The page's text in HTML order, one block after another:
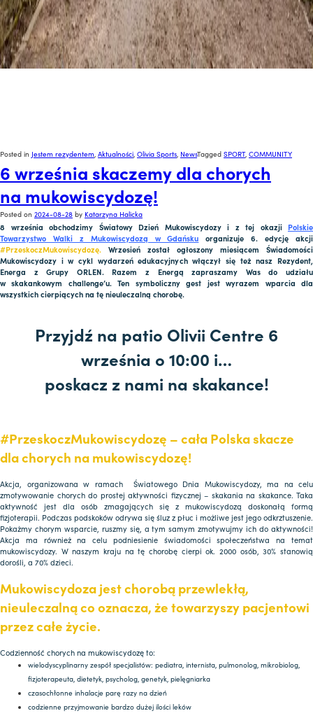
Posted in Jestem rezydentem, Aktualności, Olivia Sports, NewsTagged SPORT, COMMUNITY
6 września skaczemy dla chorych
na mukowiscydozę!
Posted on 2024-08-28 by Katarzyna Halicka
8 września obchodzimy Światowy Dzień Mukowiscydozy i z tej okazji Polskie
Towarzystwo Walki z Mukowiscydozą w Gdańsku
organizuje6. edycję akcji
#PrzeskoczMukowiscydozę. Wrzesień został ogłoszony miesiącem Świadomości
Mukowiscydozy i w cykl wydarzeń edukacyjnych włączył się też nasz Rezydent,
Energa z Grupy ORLEN. Razem z Energą zapraszamy Was do udziału
w skakankowym challenge’u. Ten symboliczny gest jest wyrazem wparcia dla
wszystkich cierpiących na tę nieuleczalną chorobę.
Przyjdź na patio Olivii Centre 6
września o 10:00 i…
poskacz z nami na skakance!
#PrzeskoczMukowiscydozę – cała Polska skacze
dla chorych na mukowiscydozę!
Akcja, organizowana w ramach Światowego Dnia Mukowiscydozy, ma na celu
zmotywowanie chorych do prostej aktywności fizycznej – skakania na skakance. Taka
aktywność jest dla osób zmagających się z mukowiscydozą doskonałą formą
fizjoterapii. Podczas podskoków odrywa się śluz z płuc i możliwe jest jego odkrztuszenie.
Pokażmy chorym wsparcie, ruszmy się, a tym samym zmotywujmy ich do aktywności!
Akcja ma również na celu podniesienie świadomości społeczeństwa na temat
mukowiscydozy. W naszym kraju na tę chorobę cierpi ok. 2000 osób, 30% stanowią
dorośli, a 70% dzieci.
Mukowiscydoza jest chorobą przewlekłą,
nieuleczalną co oznacza, że towarzyszy pacjentowi
przez całe życie.
Codzienność chorych na mukowiscydozę to:
wielodyscyplinarny zespół specjalistów: pediatra, internista, pulmonolog, mikrobiolog,
fizjoterapeuta, dietetyk, psycholog, genetyk, pielęgniarka
czasochłonne inhalacje parę razy na dzień
codzienne przyjmowanie bardzo dużej ilości leków